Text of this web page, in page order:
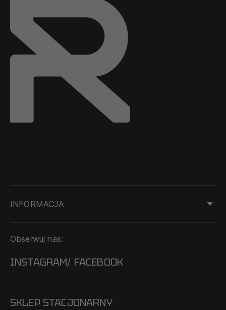
INFORMACJA
DOSTAWA I PŁATNOŚĆ
O NAS
MAPA SERWISU
Obserwuj nas:
INSTAGRAM/ FACEBOOK
SKLEP STACJONARNY